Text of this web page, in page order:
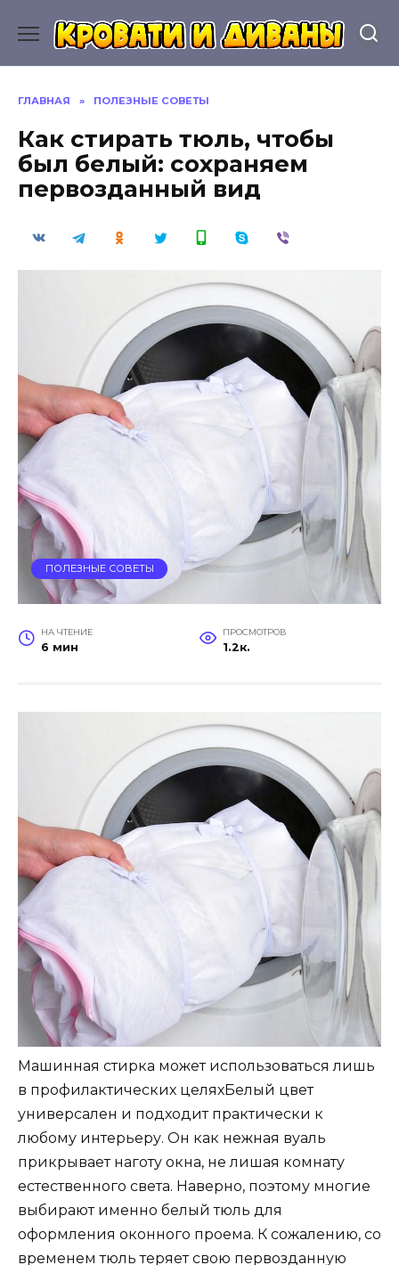
содержанию
ГЛАВНАЯ » ПОЛЕЗНЫЕ СОВЕТЫ
Как стирать тюль, чтобы
был белый: сохраняем
первозданный вид
ПОЛЕЗНЫЕ СОВЕТЫ
НА ЧТЕНИЕ
6 мин
ПРОСМОТРОВ
1.2к.
Машинная стирка может использоваться лишь
в профилактических целяхБелый цвет
универсален и подходит практически к
любому интерьеру. Он как нежная вуаль
прикрывает наготу окна, не лишая комнату
естественного света. Наверно, поэтому многие
выбирают именно белый тюль для
оформления оконного проема. К сожалению, со
временем тюль теряет свою первозданную